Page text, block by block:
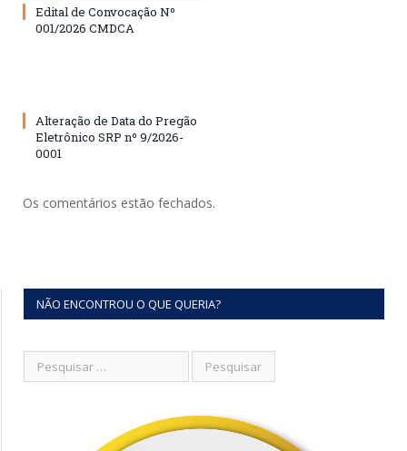
Edital de Convocação Nº
001/2026 CMDCA
Alteração de Data do Pregão
Eletrônico SRP nº 9/2026-
0001
Os comentários estão fechados.
NÃO ENCONTROU O QUE QUERIA?